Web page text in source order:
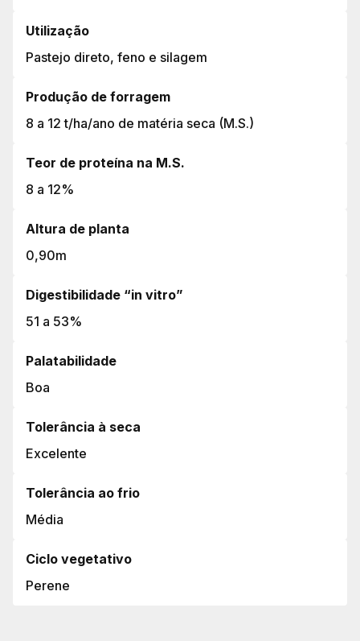
Utilização
Pastejo direto, feno e silagem
Produção de forragem
8 a 12 t/ha/ano de matéria seca (M.S.)
Teor de proteína na M.S.
8 a 12%
Altura de planta
0,90m
Digestibilidade “in vitro”
51 a 53%
Palatabilidade
Boa
Tolerância à seca
Excelente
Tolerância ao frio
Média
Ciclo vegetativo
Perene